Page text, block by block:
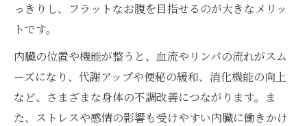
っきりし、フラットなお腹を目指せるのが大きなメリッ
トです。
内臓の位置や機能が整うと、血流やリンパの流れがスム
ーズになり、代謝アップや便秘の緩和、消化機能の向上
など、さまざまな身体の不調改善につながります。ま
た、ストレスや感情の影響も受けやすい内臓に働きかけ